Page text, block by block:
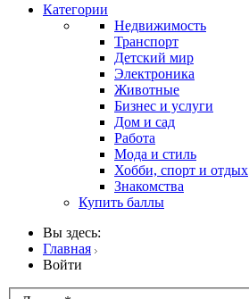
Категории
Недвижимость
Транспорт
Детский мир
Электроника
Животные
Бизнес и услуги
Дом и сад
Работа
Мода и стиль
Хобби, спорт и отдых
Знакомства
Купить баллы
Вы здесь:
Главная
Войти